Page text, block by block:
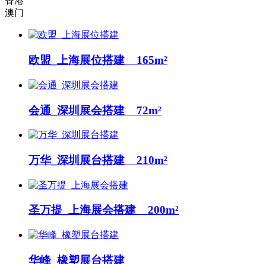
澳门
欧盟_上海展位搭建 165m²
会通_深圳展会搭建 72m²
万华_深圳展台搭建 210m²
圣万提_上海展会搭建 200m²
华峰_橡塑展台搭建